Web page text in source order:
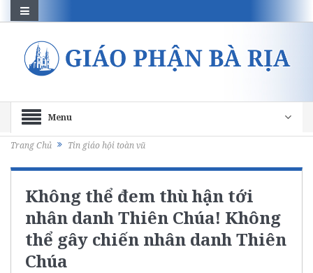
Menu
Trang Chủ Tin giáo hội toàn vũ
Không thể đem thù hận tới
nhân danh Thiên Chúa! Không
thể gây chiến nhân danh Thiên
Chúa